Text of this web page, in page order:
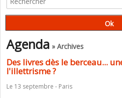
Agenda » Archives
Des livres dès le berceau...
l'illettrisme ?
Le 13 septembre - Paris